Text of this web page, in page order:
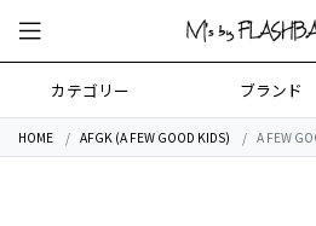
カテゴリー ブランド
HOME AFGK (A FEW GOOD KIDS) A FEW